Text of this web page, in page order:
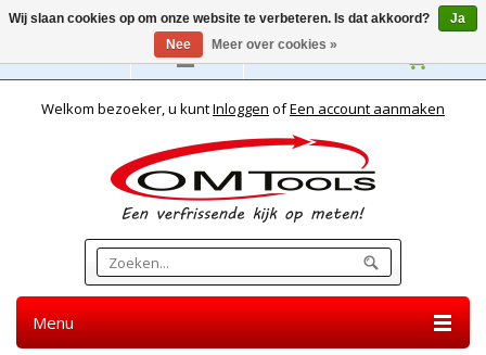
Nederlands
Welkom bezoeker, u kuntInloggen ofEen account aanmaken
Menu
Wij slaan cookies op om onze website te verbeteren. Is dat akkoord?
Ja
Nee
Meer over cookies »